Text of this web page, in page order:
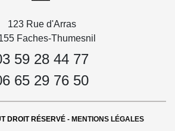
123 Rue d'Arras
Faches-Thumesnil
59 28 44 77
65 29 76 50
DROIT RÉSERVÉ - MENTIONS LÉGALES